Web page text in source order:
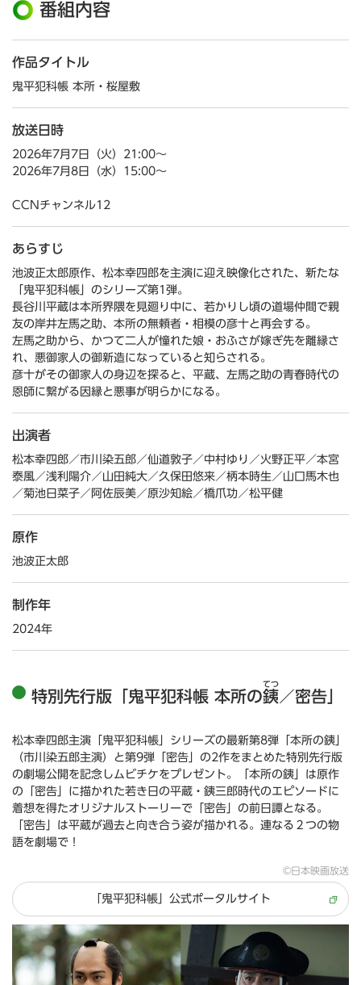
番組内容
作品タイトル
鬼平犯科帳 本所・桜屋敷
放送日時
2026年7月7日（火）21:00～
2026年7月8日（水）15:00～
CCNチャンネル12
あらすじ
池波正太郎原作、松本幸四郎を主演に迎え映像化された、新たな
「鬼平犯科帳」のシリーズ第1弾。
長谷川平蔵は本所界隈を見廻り中に、若かりし頃の道場仲間で親
友の岸井左馬之助、本所の無頼者・相模の彦十と再会する。
左馬之助から、かつて二人が憧れた娘・おふさが嫁ぎ先を離縁さ
れ、悪御家人の御新造になっていると知らされる。
彦十がその御家人の身辺を探ると、平蔵、左馬之助の青春時代の
恩師に繋がる因縁と悪事が明らかになる。
出演者
松本幸四郎／市川染五郎／仙道敦子／中村ゆり／火野正平／本宮
泰風／浅利陽介／山田純大／久保田悠来／柄本時生／山口馬木也
／菊池日菜子／阿佐辰美／原沙知絵／橋爪功／松平健
原作
池波正太郎
制作年
2024年
特別先行版「鬼平犯科帳 本所の銕
てつ
／密告」
松本幸四郎主演「鬼平犯科帳」シリーズの最新第8弾「本所の銕」
（市川染五郎主演）と第9弾「密告」の2作をまとめた特別先行版
の劇場公開を記念しムビチケをプレゼント。「本所の銕」は原作
の「密告」に描かれた若き日の平蔵・銕三郎時代のエピソードに
着想を得たオリジナルストーリーで「密告」の前日譚となる。
「密告」は平蔵が過去と向き合う姿が描かれる。連なる２つの物
語を劇場で！
©日本映画放送
「鬼平犯科帳」公式ポータルサイト